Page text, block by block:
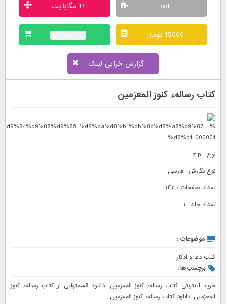
pdf 17 مگابایت
18000 تومان خرید و دانلود
گزارش خرابی لینک
کتاب رسالهء کنوز المعزمین
نوع : zip
نوع نگارش : فارسی
تعداد صفحات : ۱۴۲
تعداد جلد : ۱
موضوعات :
کتب دعا و اذکار
برچسب‌ها :
خرید اینترنتی کتاب رسالهء کنوز المعزمین, دانلود قسمتهایی از کتاب رسالهء کنوز
المعزمین, دانلود کتاب رسالهء کنوز المعزمین